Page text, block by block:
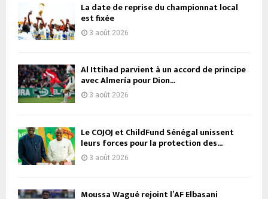
La date de reprise du championnat local
est fixée
3 août 2026
Al Ittihad parvient à un accord de principe
avec Almería pour Dion...
3 août 2026
Le COJOJ et ChildFund Sénégal unissent
leurs forces pour la protection des...
3 août 2026
Moussa Wagué rejoint l’AF Elbasani